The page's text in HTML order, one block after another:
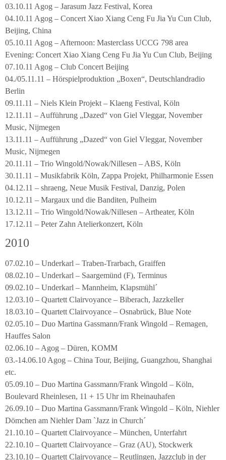
03.10.11 Agog – Jarasum Jazz Festival, Korea
04.10.11 Agog – Concert Xiao Xiang Ceng Fu Jia Yu Cun Club,
Beijing, China
05.10.11 Agog – Afternoon: Masterclass UCCG 798 area
Evening: Concert Xiao Xiang Ceng Fu Jia Yu Cun Club, Beijing
07.10.11 Agog – Club Concert Beijing
04./05.11.11 – Hörspielproduktion „Boxen“, Deutschlandradio
Berlin
09.11.11 – Niels Klein Projekt – Klaeng Festival, Köln
12.11.11 – Aufführung „Dazed“ von Giel Vleggar, November
Music, Nijmegen
13.11.11 – Aufführung „Dazed“ von Giel Vleggar, November
Music, Nijmegen
20.11.11 – Trio Wingold/Nowak/Nillesen – ABS, Köln
30.11.11 – Musikfabrik Köln, Zappa Projekt, Philharmonie Essen
04.12.11 – shraeng, Neue Musik Festival, Danzig, Polen
10.12.11 – Margaux und die Banditen, Pulheim
13.12.11 – Trio Wingold/Nowak/Nillesen – Artheater, Köln
17.12.11 – Peter Zahn Atelierkonzert, Köln
2010
07.02.10 – Underkarl – Traben-Trarbach, Graiffen
08.02.10 – Underkarl – Saargemünd (F), Terminus
09.02.10 – Underkarl – Mannheim, Klapsmühl´
12.03.10 – Quartett Clairvoyance – Biberach, Jazzkeller
18.03.10 – Quartett Clairvoyance – Osnabrück, Blue Note
02.05.10 – Duo Martina Gassmann/Frank Wingold – Remagen,
Hauffes Salon
02.06.10 – Agog – Düren, KOMM
03.-14.06.10 Agog – China Tour, Beijing, Guangzhou, Shanghai
etc.
05.09.10 – Duo Martina Gassmann/Frank Wingold – Köln,
Boulevard Rheinlesen, 11 + 15 Uhr im Rheinauhafen
26.09.10 – Duo Martina Gassmann/Frank Wingold – Köln, Niehler
Dömchen am Niehler Dam `Jazz in Church´
21.10.10 – Quartett Clairvoyance – München, Unterfahrt
22.10.10 – Quartett Clairvoyance – Graz (AU), Stockwerk
23.10.10 – Quartett Clairvoyance – Reutlingen, Jazzclub in der